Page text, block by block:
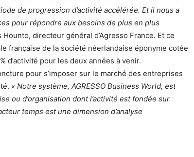
de progression d’activité accélérée. Et il nous a
pour répondre aux besoins de plus en plus
directeur général d’Agresso France. Et ce
française de la société néerlandaise éponyme cotée
d’activité pour les deux années à venir.
pour s’imposer sur le marché des entreprises
« Notre système, AGRESSO Business World, est
ou d’organisation dont l’activité est fondée sur
temps est une dimension d’analyse